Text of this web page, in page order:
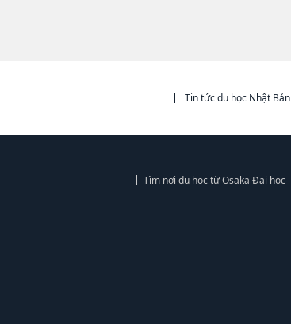
Tin tức du học Nhật Bản
Tìm nơi du học từ Osaka Đại học